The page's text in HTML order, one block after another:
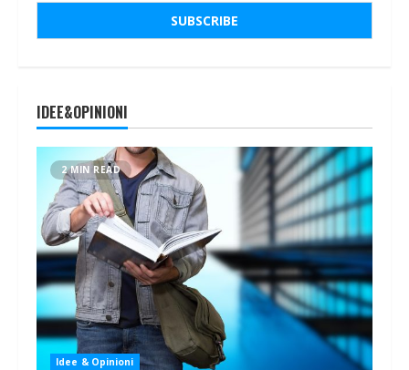
IDEE&OPINIONI
2 MIN READ
Idee & Opinioni